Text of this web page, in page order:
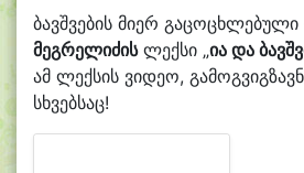
ბავშვების მიერ გაცოცხლებული
მეგრელიძისლექსი „ია და
ამ ლექსის ვიდეო,
სხვებსაც!